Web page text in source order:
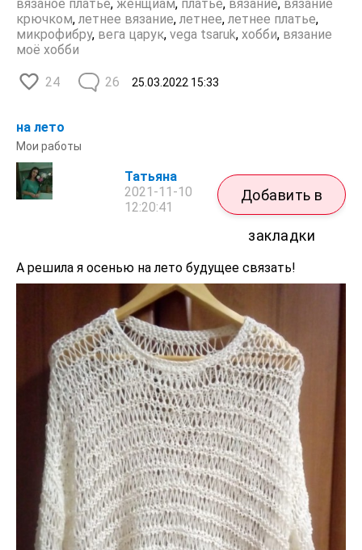
вязаное платье, женщиам, платье, вязание, вязание
крючком, летнее вязание, летнее, летнее платье,
микрофибру, вега царук, vega tsaruk, хобби, вязание
моё хобби
24 25.03.2022 15:33
26
на лето
Мои работы
Татьяна
2021-11-10
12:20:41
Добавить в
закладки
А решила я осенью на лето будущее связать!